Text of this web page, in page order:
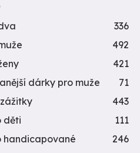
336
492
421
dárky pro muže
71
443
děti
111
handicapované
246